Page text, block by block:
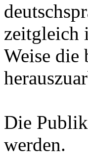
zeitgleich
Weise die
Die
werden.